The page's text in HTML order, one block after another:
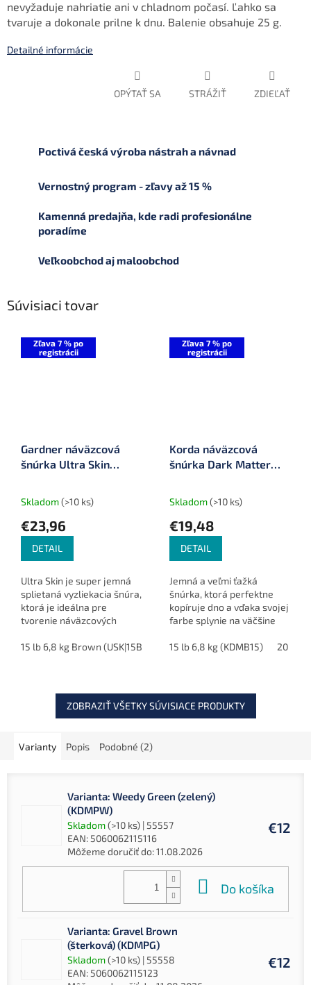
nevyžaduje nahriatie ani v chladnom počasí. Ľahko sa
tvaruje a dokonale prilne k dnu. Balenie obsahuje 25 g.
Detailné informácie
OPÝTAŤ SA STRÁŽIŤ ZDIEĽAŤ
Poctivá česká výroba nástrah a návnad
Vernostný program - zľavy až 15 %
Kamenná predajňa, kde radi profesionálne
poradíme
Veľkoobchod aj maloobchod
Súvisiaci tovar
Zľava 7 % po
registrácii
Gardner náväzcová
šnúrka Ultra Skin
Skladom(>10 ks)
€23,96
DETAIL
Ultra Skin je super jemná
splietaná vyzliekacia šnúra,
ktorá je ideálna pre
tvorenie náväzcových
15 lb 6,8 kg Brown (USK|15B)
Zľava 7 % po
registrácii
Korda náväzcová
šnúrka Dark Matter
Skladom(>10 ks)
€19,48
DETAIL
Jemná a veľmi ťažká
šnúrka, ktorá perfektne
kopíruje dno a vďaka svojej
farbe splynie na väčšine
pre rôzne typy návazcov a
15 lb 6,8 kg (KDMB15) 20 lb
ZOBRAZIŤ VŠETKY SÚVISIACE PRODUKTY
Varianty Popis Podobné (2)
Varianta: Weedy Green (zelený)
(KDMPW)
Skladom(>10 ks) | 55557
EAN: 5060062115116
Môžeme doručiť do:11.08.2026
€12
Do košíka
Varianta: Gravel Brown
(šterková) (KDMPG)
Skladom(>10 ks) | 55558
EAN: 5060062115123
€12